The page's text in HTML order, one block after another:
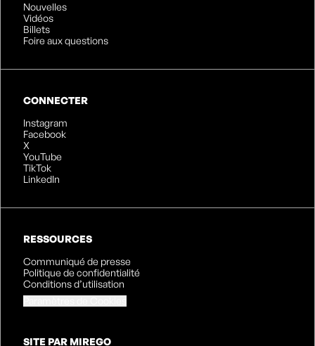
Nouvelles
Vidéos
Billets
Foire aux questions
CONNECTER
Instagram
Facebook
X
YouTube
TikTok
LinkedIn
RESSOURCES
Communiqué de presse
Politique de confidentialité
Conditions d’utilisation
SITE PAR MIREGO